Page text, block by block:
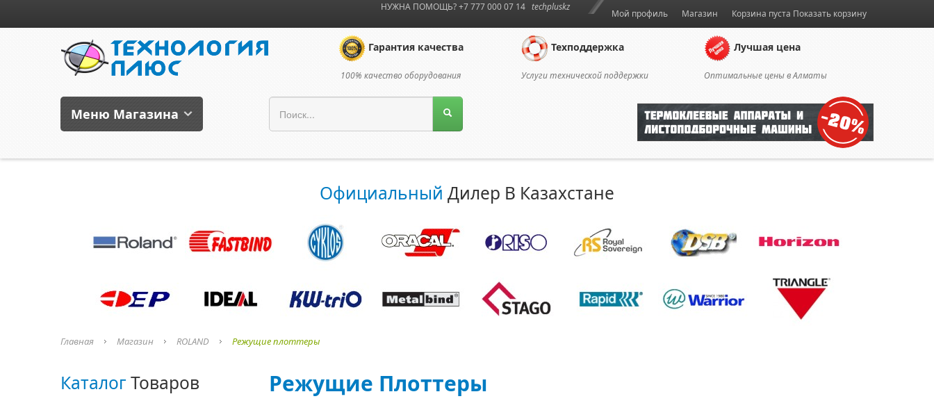
Корзина пуста Показать корзину
Мой профиль Магазин
НУЖНА ПОМОЩЬ? +7 777 000 07 14 techpluskz
Гарантия качества
100% качество оборудования
Техподдержка
Услуги технической поддержки
Лучшая цена
Оптимальные цены в Алматы
Меню Магазина
Официальный Дилер В Казахстане
Главная Магазин ROLAND Режущие плоттеры
КаталогТоваров Режущие Плоттеры